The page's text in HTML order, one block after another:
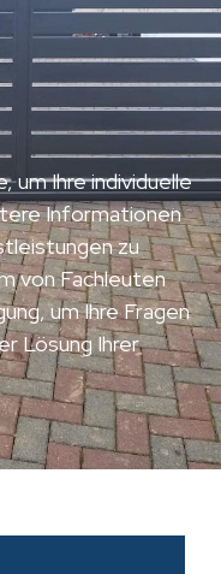
um Ihre individuelle
Informationen
zu
von Fachleuten
um Ihre Fragen
Lösung Ihrer